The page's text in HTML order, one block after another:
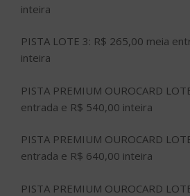
inteira
PISTA LOTE 3: R$ 265,00 meia
inteira
PISTA PREMIUM OUROCARD
entrada e R$ 540,00 inteira
PISTA PREMIUM OUROCARD
entrada e R$ 640,00 inteira
PISTA PREMIUM OUROCARD